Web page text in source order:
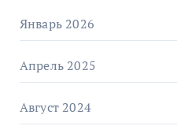
Январь 2026
Апрель 2025
Август 2024